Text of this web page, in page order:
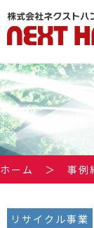
ホーム ＞ 事例
リサイクル事業